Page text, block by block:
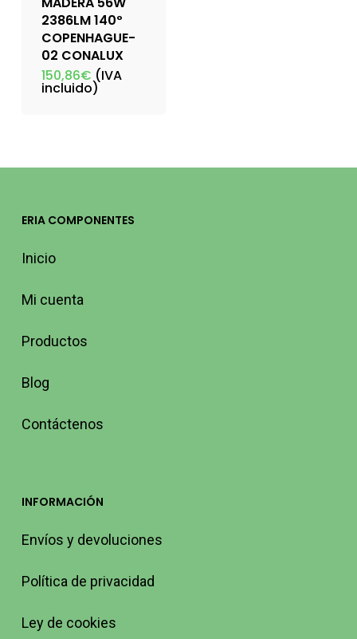
2386LM 140º
COPENHAGUE-
02 CONALUX
150,86€ (IVA
incluido)
ERIA COMPONENTES
Inicio
Mi cuenta
Productos
Blog
Contáctenos
INFORMACIÓN
Envíos y devoluciones
Política de privacidad
Ley de cookies